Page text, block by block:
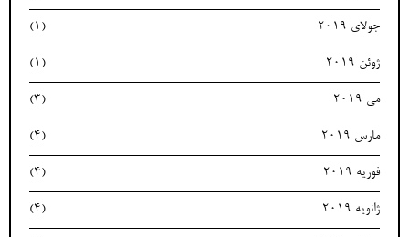
جولای 2019 (1)
ژوئن 2019 (1)
می 2019 (3)
مارس 2019 (4)
فوریه 2019 (4)
ژانویه 2019 (4)